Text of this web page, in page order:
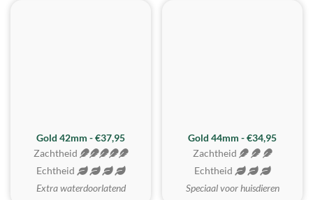
ZACHTSTE
Gold 42mm - €37,95
Zachtheid
Echtheid
Extra waterdoorlatend
Gold 44mm - €34,95
Zachtheid
Echtheid
Speciaal voor huisdieren